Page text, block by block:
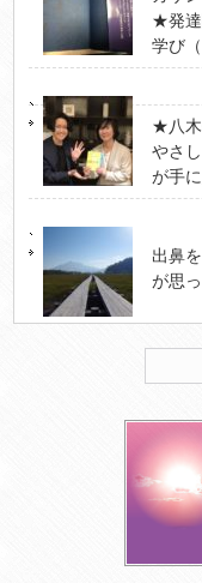
★発達
学び（
★八木
やさ
が手
出鼻
が思